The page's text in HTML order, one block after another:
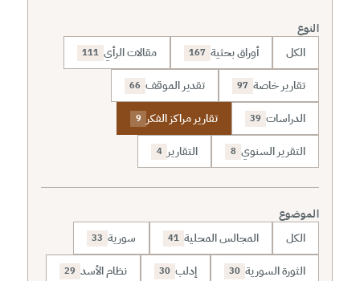
النوع
الكل أوراق بحثية 167 مقالات الرأي 111
تقارير خاصة 97 تقدير الموقف 66
الدراسات 39 تقارير مراكز الفكر 9
التقرير السنوي 8 التقارير 4
الموضوع
الكل المجالس المحلية 41 سورية 33
الثورة السورية 30 إدلب 30 نظام الأسد 29